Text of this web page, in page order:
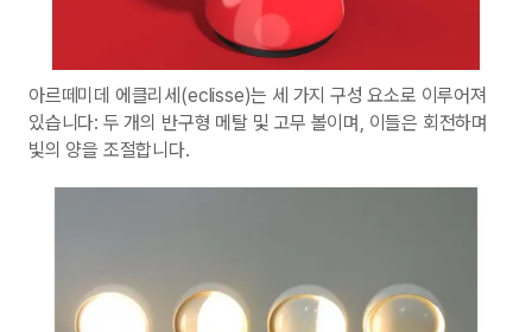
아르떼미데 에클리세(eclisse)는 세 가지 구성 요소로 이루어져
있습니다: 두 개의 반구형 메탈 및 고무 볼이며, 이들은 회전하며
빛의 양을 조절합니다.